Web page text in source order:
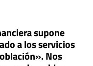
supone
a los servicios
Nos